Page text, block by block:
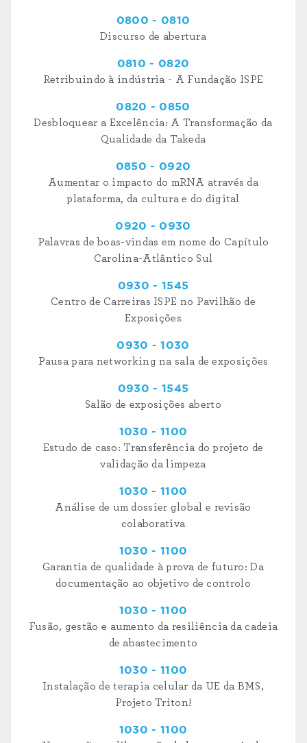
0800 - 0810
Discurso de abertura
0810 - 0820
Retribuindo à indústria - A Fundação ISPE
0820 - 0850
Desbloquear a Excelência: A Transformação da
Qualidade da Takeda
0850 - 0920
Aumentar o impacto do mRNA através da
plataforma, da cultura e do digital
0920 - 0930
Palavras de boas-vindas em nome do Capítulo
Carolina-Atlântico Sul
0930 - 1545
Centro de Carreiras ISPE no Pavilhão de
Exposições
0930 - 1030
Pausa para networking na sala de exposições
0930 - 1545
Salão de exposições aberto
1030 - 1100
Estudo de caso: Transferência do projeto de
validação da limpeza
1030 - 1100
Análise de um dossier global e revisão
colaborativa
1030 - 1100
Garantia de qualidade à prova de futuro: Da
documentação ao objetivo de controlo
1030 - 1100
Fusão, gestão e aumento da resiliência da cadeia
de abastecimento
1030 - 1100
Instalação de terapia celular da UE da BMS,
Projeto Triton!
1030 - 1100